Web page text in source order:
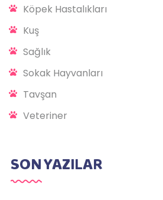
Köpek Hastalıkları
Kuş
Sağlık
Sokak Hayvanları
Tavşan
Veteriner
SON YAZILAR